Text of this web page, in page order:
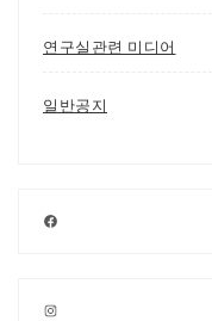
연구실관련 미디어
일반공지
Facebook
Instagram